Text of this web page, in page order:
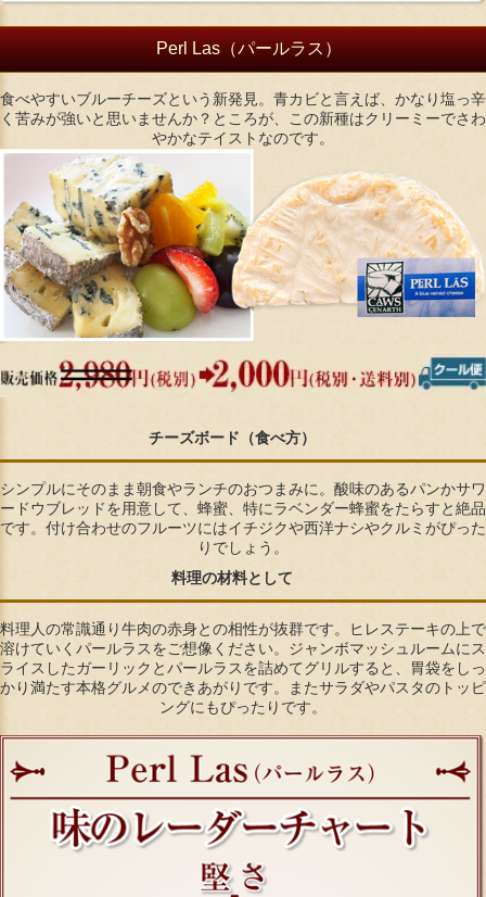
Perl Las（パールラス）
食べやすいブルーチーズという新発見。青カビと言えば、かなり塩っ辛
く苦みが強いと思いませんか？ところが、この新種はクリーミーでさわ
やかなテイストなのです。
チーズボード（食べ方）
シンプルにそのまま朝食やランチのおつまみに。酸味のあるパンかサワ
ードウブレッドを用意して、蜂蜜、特にラベンダー蜂蜜をたらすと絶品
です。付け合わせのフルーツにはイチジクや西洋ナシやクルミがぴった
りでしょう。
料理の材料として
料理人の常識通り牛肉の赤身との相性が抜群です。ヒレステーキの上で
溶けていくパールラスをご想像ください。ジャンボマッシュルームにス
ライスしたガーリックとパールラスを詰めてグリルすると、胃袋をしっ
かり満たす本格グルメのできあがりです。またサラダやパスタのトッピ
ングにもぴったりです。